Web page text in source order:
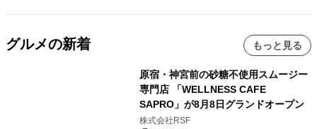
グルメの新着 もっと見る
原宿・神宮前の砂糖不使用スムージー
専門店 「WELLNESS CAFE
SAPRO」が8月8日グランドオープン
株式会社RSF